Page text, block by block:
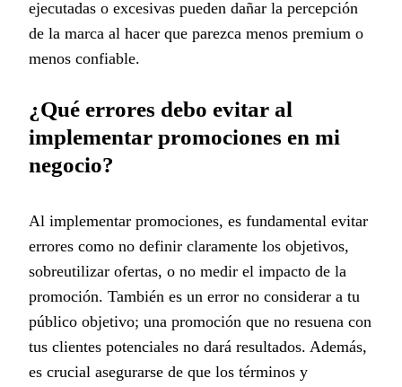
ejecutadas o excesivas pueden dañar la percepción
de la marca al hacer que parezca menos premium o
menos confiable.
¿Qué errores debo evitar al
implementar promociones en mi
negocio?
Al implementar promociones, es fundamental evitar
errores como no definir claramente los objetivos,
sobreutilizar ofertas, o no medir el impacto de la
promoción. También es un error no considerar a tu
público objetivo; una promoción que no resuena con
tus clientes potenciales no dará resultados. Además,
es crucial asegurarse de que los términos y